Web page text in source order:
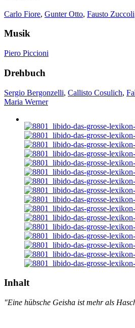
Carlo Fiore, Gunter Otto, Fausto Zuccoli
Musik
Piero Piccioni
Drehbuch
Sergio Bergonzelli, Callisto Cosulich,
Maria Werner
Inhalt
"Eine hübsche Geisha ist mehr als